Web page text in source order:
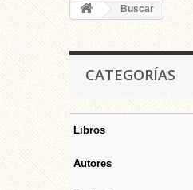
Buscar
CATEGORÍAS
Libros
Autores